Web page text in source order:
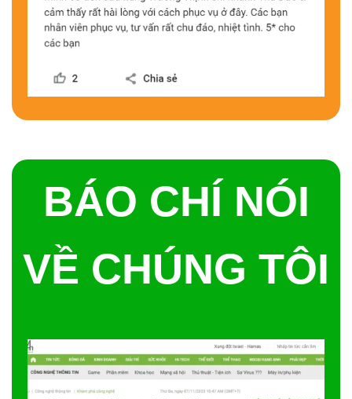
BÁO CHÍ NÓI
VỀ CHÚNG TÔI